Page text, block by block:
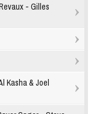
- Gilles
Kasha & Joel